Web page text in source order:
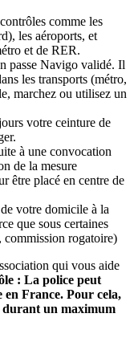
comme les
les aéroports, et
et de RER.
passe Navigo validé. Il
les transports (métro,
marchez ou utilisez un
votre ceinture de
à une convocation
de la mesure
être placé en centre de
votre domicile à la
que sous certaines
rogatoire)
qui vous aide
: La police peut
France. Pour cela,
durant un maximum